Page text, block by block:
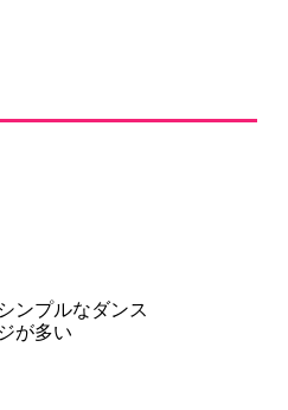
ンプルなダンス
が多い